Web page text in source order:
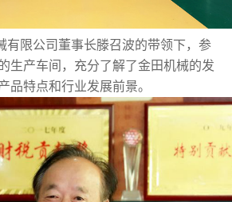
有限公司董事长滕召波的带领下，参
生产车间，充分了解了金田机械的发
品特点和行业发展前景。